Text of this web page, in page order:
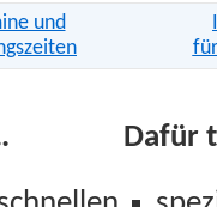
und
Dafür